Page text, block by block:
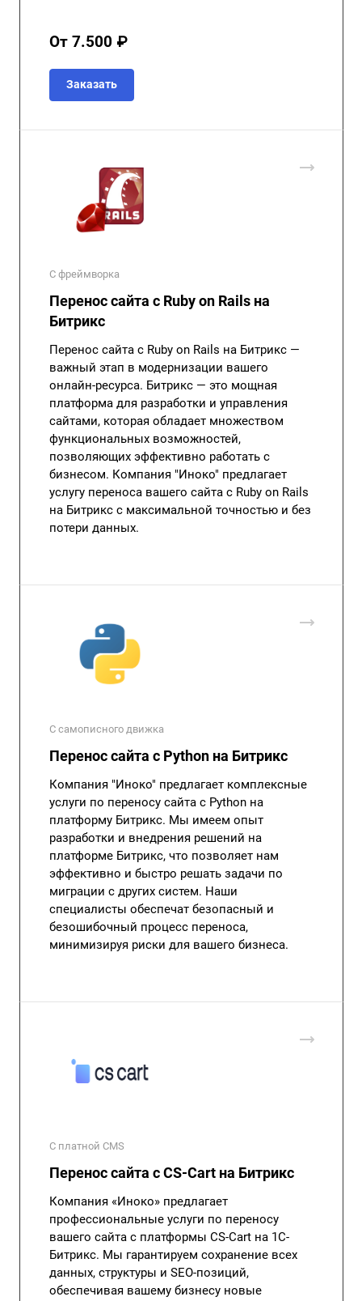
От 7.500 ₽
Заказать
С фреймворка
Перенос сайта с Ruby on Rails на
Битрикс
Перенос сайта с Ruby on Rails на Битрикс —
важный этап в модернизации вашего
онлайн-ресурса. Битрикс — это мощная
платформа для разработки и управления
сайтами, которая обладает множеством
функциональных возможностей,
позволяющих эффективно работать с
бизнесом. Компания "Иноко" предлагает
услугу переноса вашего сайта с Ruby on Rails
на Битрикс с максимальной точностью и без
потери данных.
С самописного движка
Перенос сайта с Python на Битрикс
Компания "Иноко" предлагает комплексные
услуги по переносу сайта с Python на
платформу Битрикс. Мы имеем опыт
разработки и внедрения решений на
платформе Битрикс, что позволяет нам
эффективно и быстро решать задачи по
миграции с других систем. Наши
специалисты обеспечат безопасный и
безошибочный процесс переноса,
минимизируя риски для вашего бизнеса.
С платной CMS
Перенос сайта с CS-Cart на Битрикс
Компания «Иноко» предлагает
профессиональные услуги по переносу
вашего сайта с платформы CS-Cart на 1С-
Битрикс. Мы гарантируем сохранение всех
данных, структуры и SEO-позиций,
обеспечивая вашему бизнесу новые